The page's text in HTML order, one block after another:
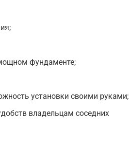
фундаменте;
установки своими руками;
владельцам соседних